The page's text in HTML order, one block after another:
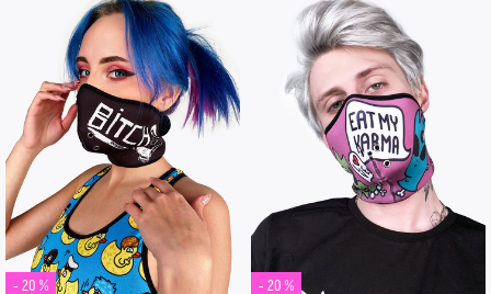
- 20 % - 20 %